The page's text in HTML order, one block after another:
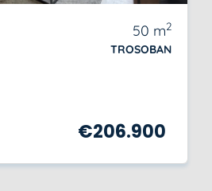
50 m2
TROSOBAN
€206.900